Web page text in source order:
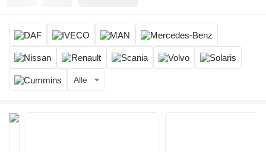
Alle